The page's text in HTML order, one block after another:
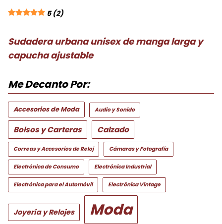
5 (2)
Sudadera urbana unisex de manga larga y
capucha ajustable
Me Decanto Por:
Accesorios de Moda Audio y Sonido
Bolsos y Carteras Calzado
Correas y Accesorios de Reloj Cámaras y Fotografía
Electrónica de Consumo Electrónica Industrial
Electrónica para el Automóvil Electrónica Vintage
Joyería y Relojes Moda